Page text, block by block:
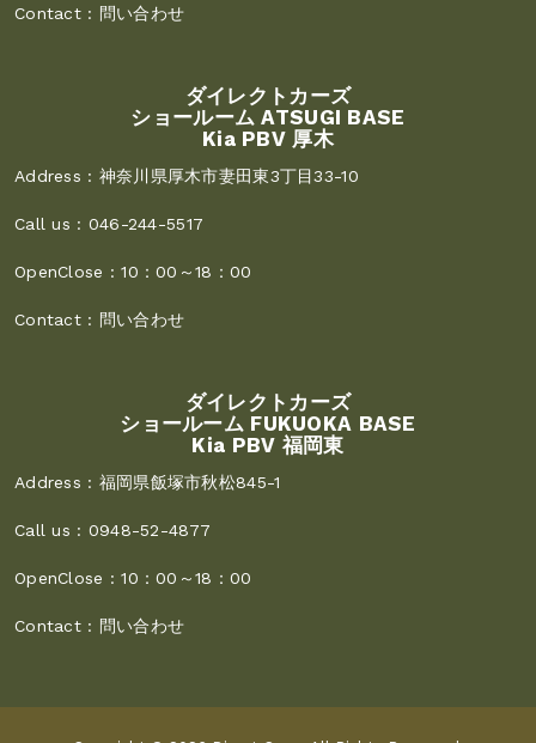
Contact : 問い合わせ
ダイレクトカーズ
ショールーム ATSUGI BASE
Kia PBV 厚木
Address : 神奈川県厚木市妻田東3丁目33-10
Call us : 046-244-5517
OpenClose :10：00～18：00
Contact : 問い合わせ
ダイレクトカーズ
ショールーム FUKUOKA BASE
Kia PBV 福岡東
Address : 福岡県飯塚市秋松845-1
Call us : 0948-52-4877
OpenClose :10：00～18：00
Contact : 問い合わせ